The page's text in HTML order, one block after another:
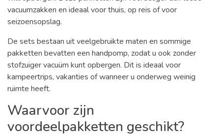
vacuumzakken en ideaal voor thuis, op reis of voor
seizoensopslag.
De sets bestaan uit veelgebruikte maten en sommige
pakketten bevatten een handpomp, zodat u ook zonder
stofzuiger vacuüm kunt opbergen. Dit is ideaal voor
kampeertrips, vakanties of wanneer u onderweg weinig
ruimte heeft.
Waarvoor zijn
voordeelpakketten geschikt?